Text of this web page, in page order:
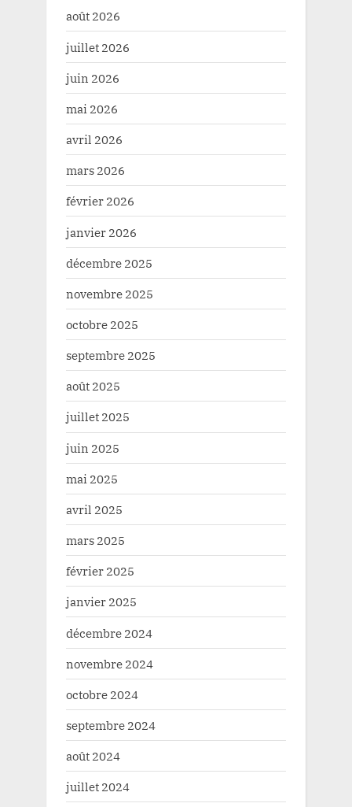
août 2026
juillet 2026
juin 2026
mai 2026
avril 2026
mars 2026
février 2026
janvier 2026
décembre 2025
novembre 2025
octobre 2025
septembre 2025
août 2025
juillet 2025
juin 2025
mai 2025
avril 2025
mars 2025
février 2025
janvier 2025
décembre 2024
novembre 2024
octobre 2024
septembre 2024
août 2024
juillet 2024